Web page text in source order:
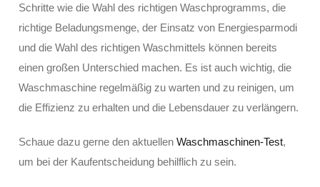
Schritte wie die Wahl des richtigen Waschprogramms, die
richtige Beladungsmenge, der Einsatz von Energiesparmodi
und die Wahl des richtigen Waschmittels können bereits
einen großen Unterschied machen. Es ist auch wichtig, die
Waschmaschine regelmäßig zu warten und zu reinigen, um
die Effizienz zu erhalten und die Lebensdauer zu verlängern.
Schaue dazu gerne den aktuellen Waschmaschinen-Test,
um bei der Kaufentscheidung behilflich zu sein.